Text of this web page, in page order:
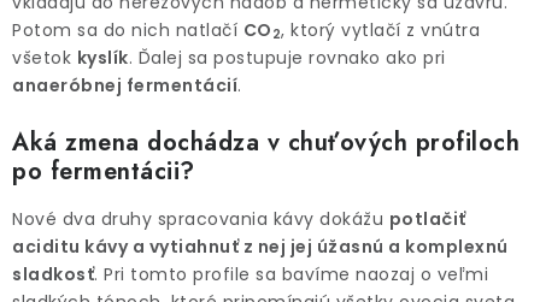
Potom sa do nich natlačí CO 2, ktorý vytlačí z vnútra
všetok kyslík. Ďalej sa postupuje rovnako ako pri
anaeróbnej fermentácií.
Aká zmena dochádza v chuťových profiloch
po fermentácii?
Nové dva druhy spracovania kávy dokážu potlačiť
aciditu kávy a vytiahnuť z nej jej úžasnú a komplexnú
sladkosť. Pri tomto profile sa bavíme naozaj o veľmi